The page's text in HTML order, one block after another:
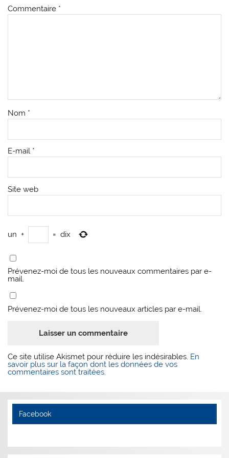
Commentaire *
Nom *
E-mail *
Site web
un + = dix
Prévenez-moi de tous les nouveaux commentaires par e-
mail.
Prévenez-moi de tous les nouveaux articles par e-mail.
Ce site utilise Akismet pour réduire les indésirables. En
savoir plus sur la façon dont les données de vos
commentaires sont traitées.
Facebook